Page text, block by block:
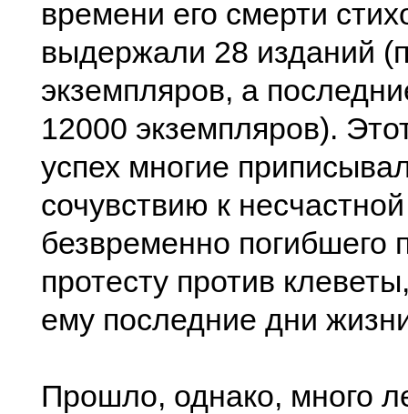
времени его смерти
выдержали 28 изданий
экземпляров, а
12000 экземпляров).
успех многие
сочувствию к
безвременно погибшего
протесту против
ему последние дни
Прошло, однако, много